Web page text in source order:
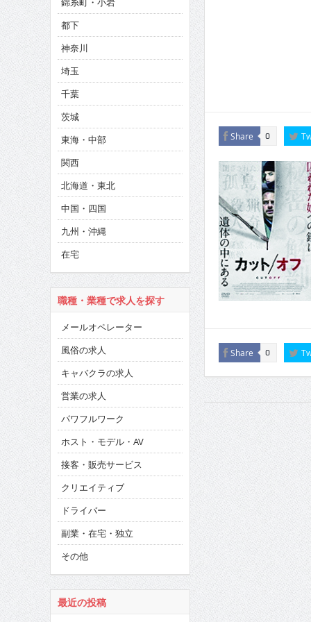
CINEMA×STYLE 286号
CINEMA×STYLE 285号
CINEMA×STYLE 294号
Share 0
Share 0
都下
神奈川
埼玉
千葉
茨城
東海・中部
関西
北海道・東北
中国・四国
九州・沖縄
在宅
職種・業種で求人を探す
メールオペレーター
風俗の求人
キャバクラの求人
営業の求人
パワフルワーク
ホスト・モデル・AV
接客・販売サービス
クリエイティブ
ドライバー
副業・在宅・独立
その他
最近の投稿